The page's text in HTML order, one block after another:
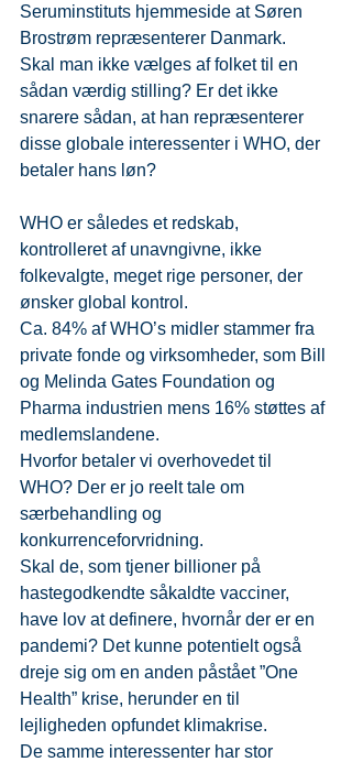
Seruminstituts hjemmeside at Søren
Brostrøm repræsenterer Danmark.
Skal man ikke vælges af folket til en
sådan værdig stilling? Er det ikke
snarere sådan, at han repræsenterer
disse globale interessenter i WHO, der
betaler hans løn?
WHO er således et redskab,
kontrolleret af unavngivne, ikke
folkevalgte, meget rige personer, der
ønsker global kontrol.
Ca. 84% af WHO’s midler stammer fra
private fonde og virksomheder, som Bill
og Melinda Gates Foundation og
Pharma industrien mens 16% støttes af
medlemslandene.
Hvorfor betaler vi overhovedet til
WHO? Der er jo reelt tale om
særbehandling og
konkurrenceforvridning.
Skal de, som tjener billioner på
hastegodkendte såkaldte vacciner,
have lov at definere, hvornår der er en
pandemi? Det kunne potentielt også
dreje sig om en anden påstået ”One
Health” krise, herunder en til
lejligheden opfundet klimakrise.
De samme interessenter har stor